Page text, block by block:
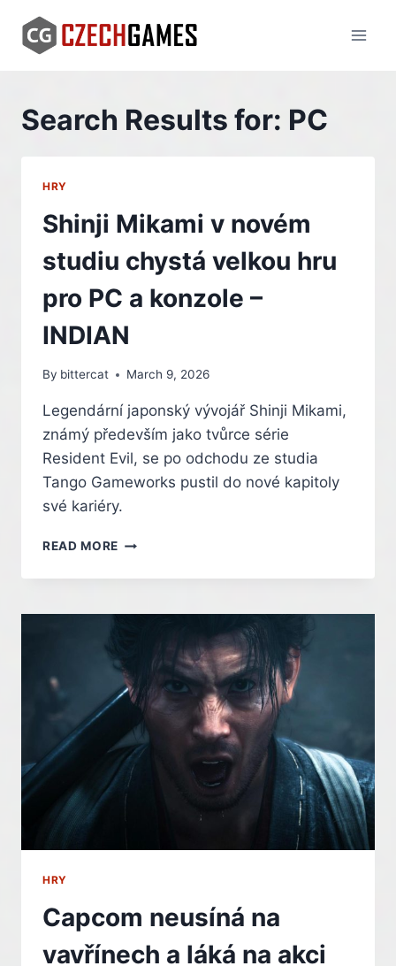
content
Search Results for: PC
HRY
Shinji Mikami v novém
studiu chystá velkou hru
pro PC a konzole –
INDIAN
By bittercat March 9, 2026
Legendární japonský vývojář Shinji Mikami,
známý především jako tvůrce série
Resident Evil, se po odchodu ze studia
Tango Gameworks pustil do nové kapitoly
své kariéry.
READ MORE SHINJI
V
STUDIU
HRU
PRO
PC
KONZOLE
–
INDIAN
HRY
Capcom neusíná na
vavřínech a láká na akci